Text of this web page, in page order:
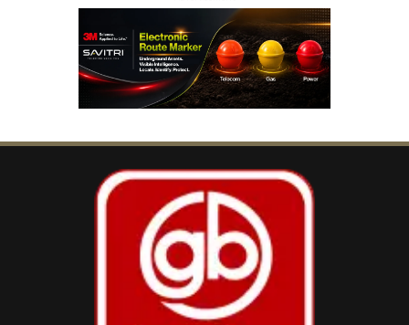
Sarangi मुख्य अतिथि के रूप में शामिल हुईं। उन्होंने अपने
संबोधन में कहा कि समाज और परिवार की नींव मां होती है
और राष्ट्र निर्माण में मातृशक्ति की भूमिका अतुलनीय है।
विशिष्ट ओड़िया साहित्यकार, प्रबंधक और वक्ता Dash
विशेष अतिथि के रूप में कार्यक्रम की शोभा बढ़ाई।
इस अवसर पर “परिचय मातृशक्ति सम्मान–2026” के तहत
समाज के विभिन्न क्षेत्रों में उत्कृष्ट कार्य करने वाली 12
महिलाओं को सम्मानित किया गया। इन महिलाओं ने अपने
संघर्ष, मेहनत और उपलब्धियों के जरिए समाज के लिए प्रेरणा